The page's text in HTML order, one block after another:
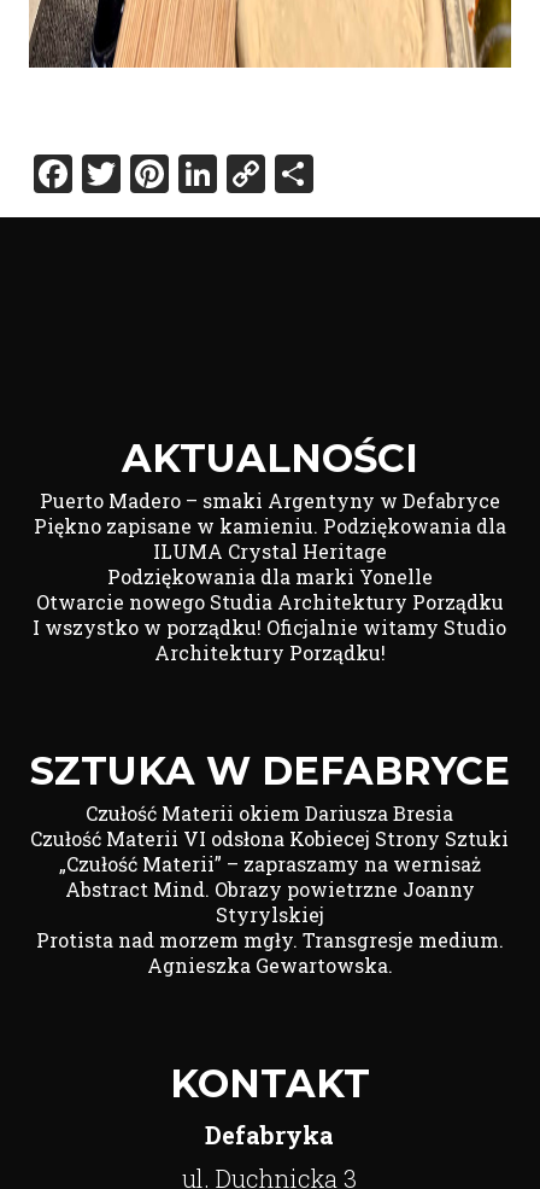
Facebook
Twitter
Pinterest
LinkedIn
Copy
Link
Share
AKTUALNOŚCI
Puerto Madero – smaki Argentyny w Defabryce
Piękno zapisane w kamieniu. Podziękowania dla
ILUMA Crystal Heritage
Podziękowania dla marki Yonelle
Otwarcie nowego Studia Architektury Porządku
I wszystko w porządku! Oficjalnie witamy Studio
Architektury Porządku!
SZTUKA W DEFABRYCE
Czułość Materii okiem Dariusza Bresia
Czułość Materii VI odsłona Kobiecej Strony Sztuki
„Czułość Materii” – zapraszamy na wernisaż
Abstract Mind. Obrazy powietrzne Joanny
Styrylskiej
Protista nad morzem mgły. Transgresje medium.
Agnieszka Gewartowska.
KONTAKT
Defabryka
ul. Duchnicka 3